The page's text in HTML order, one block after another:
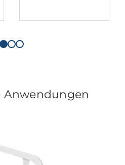
Anwendungen